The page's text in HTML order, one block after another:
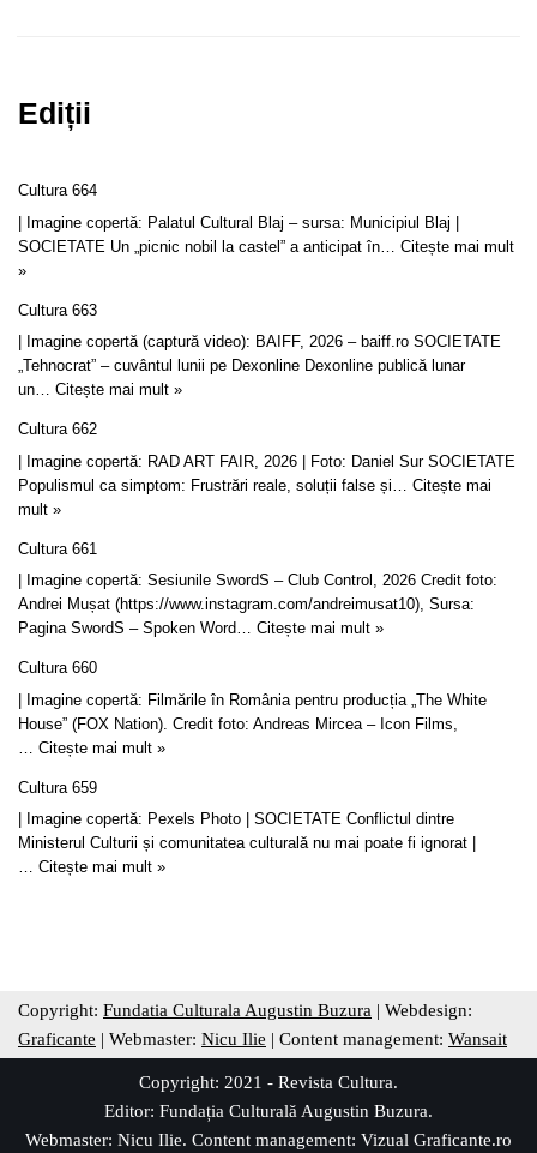
Ediții
Cultura 664
| Imagine copertă: Palatul Cultural Blaj – sursa: Municipiul Blaj |
SOCIETATE Un „picnic nobil la castel” a anticipat în… Citește mai mult
»
Cultura 663
| Imagine copertă (captură video): BAIFF, 2026 – baiff.ro SOCIETATE
„Tehnocrat” – cuvântul lunii pe Dexonline Dexonline publică lunar
un… Citește mai mult »
Cultura 662
| Imagine copertă: RAD ART FAIR, 2026 | Foto: Daniel Sur SOCIETATE
Populismul ca simptom: Frustrări reale, soluții false și… Citește mai
mult »
Cultura 661
| Imagine copertă: Sesiunile SwordS – Club Control, 2026 Credit foto:
Andrei Mușat (https://www.instagram.com/andreimusat10), Sursa:
Pagina SwordS – Spoken Word… Citește mai mult »
Cultura 660
| Imagine copertă: Filmările în România pentru producția „The White
House” (FOX Nation). Credit foto: Andreas Mircea – Icon Films,
Citește mai mult »
Cultura 659
| Imagine copertă: Pexels Photo | SOCIETATE Conflictul dintre
Ministerul Culturii și comunitatea culturală nu mai poate fi ignorat |
… Citește mai mult »
Copyright: Fundatia Culturala Augustin Buzura | Webdesign:
Graficante | Webmaster: Nicu Ilie | Content management: Wansait
Copyright: 2021 - Revista Cultura.
Editor: Fundația Culturală Augustin Buzura.
Webmaster: Nicu Ilie. Content management: Vizual Graficante.ro